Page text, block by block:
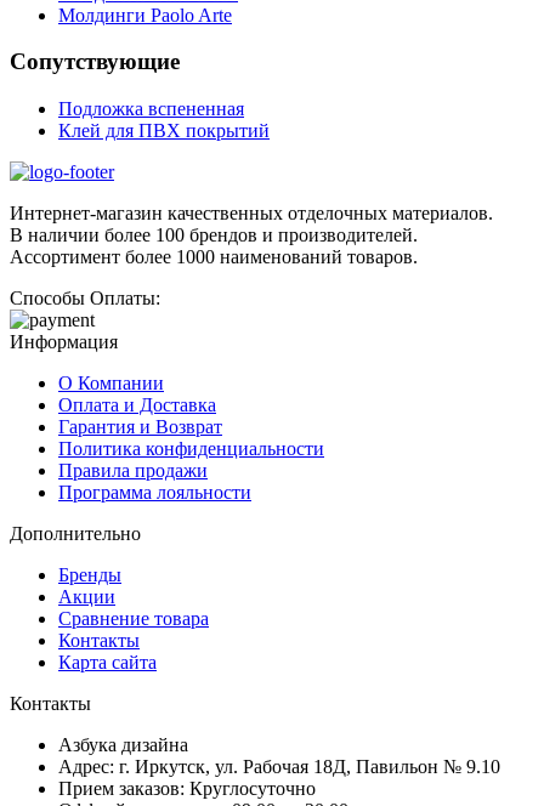
Молдинги Paolo Arte
Сопутствующие
Подложка вспененная
Клей для ПВХ покрытий
Интернет-магазин качественных отделочных материалов.
В наличии более 100 брендов и производителей.
Ассортимент более 1000 наименований товаров.
Способы Оплаты:
Информация
О Компании
Оплата и Доставка
Гарантия и Возврат
Политика конфиденциальности
Правила продажи
Программа лояльности
Дополнительно
Бренды
Акции
Сравнение товара
Контакты
Карта сайта
Контакты
Азбука дизайна
Адрес: г. Иркутск, ул. Рабочая 18Д, Павильон № 9.10
Прием заказов: Круглосуточно